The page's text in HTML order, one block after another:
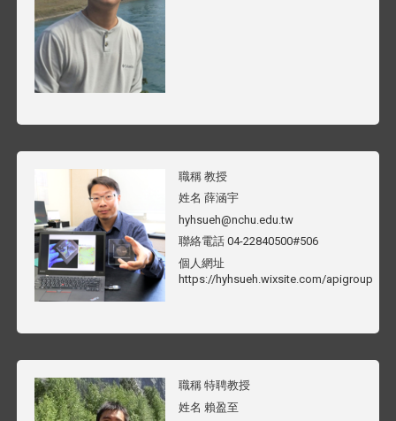
職稱 教授
姓名 薛涵宇
hyhsueh@nchu.edu.tw
聯絡電話 04-22840500#506
個人網址
https://hyhsueh.wixsite.com/apigroup
職稱 特聘教授
姓名 賴盈至